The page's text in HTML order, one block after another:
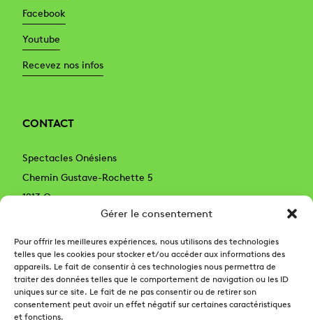
Gérer le consentement
Pour offrir les meilleures expériences, nous utilisons des technologies
telles que les cookies pour stocker et/ou accéder aux informations des
appareils. Le fait de consentir à ces technologies nous permettra de
traiter des données telles que le comportement de navigation ou les ID
uniques sur ce site. Le fait de ne pas consentir ou de retirer son
consentement peut avoir un effet négatif sur certaines caractéristiques
et fonctions.
Facebook
Youtube
Recevez nos infos
CONTACT
Spectacles Onésiens
Chemin Gustave-Rochette 5
1213 Onex
022 879 59 89
022 879 59 99 (billetterie)
spectaclesonesiens@onex.ch
billetteriespectacles@onex.ch– (billetterie)